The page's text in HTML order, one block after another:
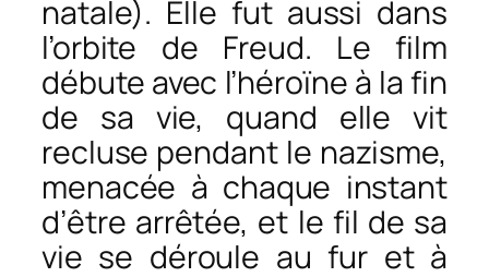
natale). Elle fut aussi dans
l’orbite de Freud. Le film
débute avec l’héroïne à la fin
de sa vie, quand elle vit
recluse pendant le nazisme,
menacée à chaque instant
d’être arrêtée, et le fil de sa
vie se déroule au fur et à